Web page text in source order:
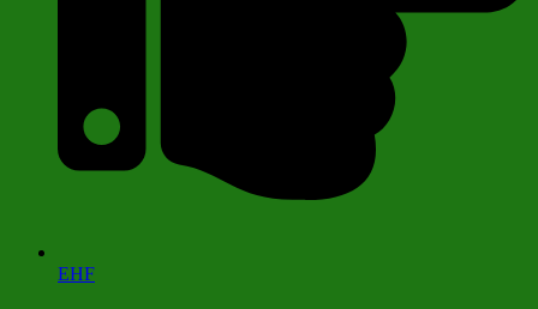
EHF